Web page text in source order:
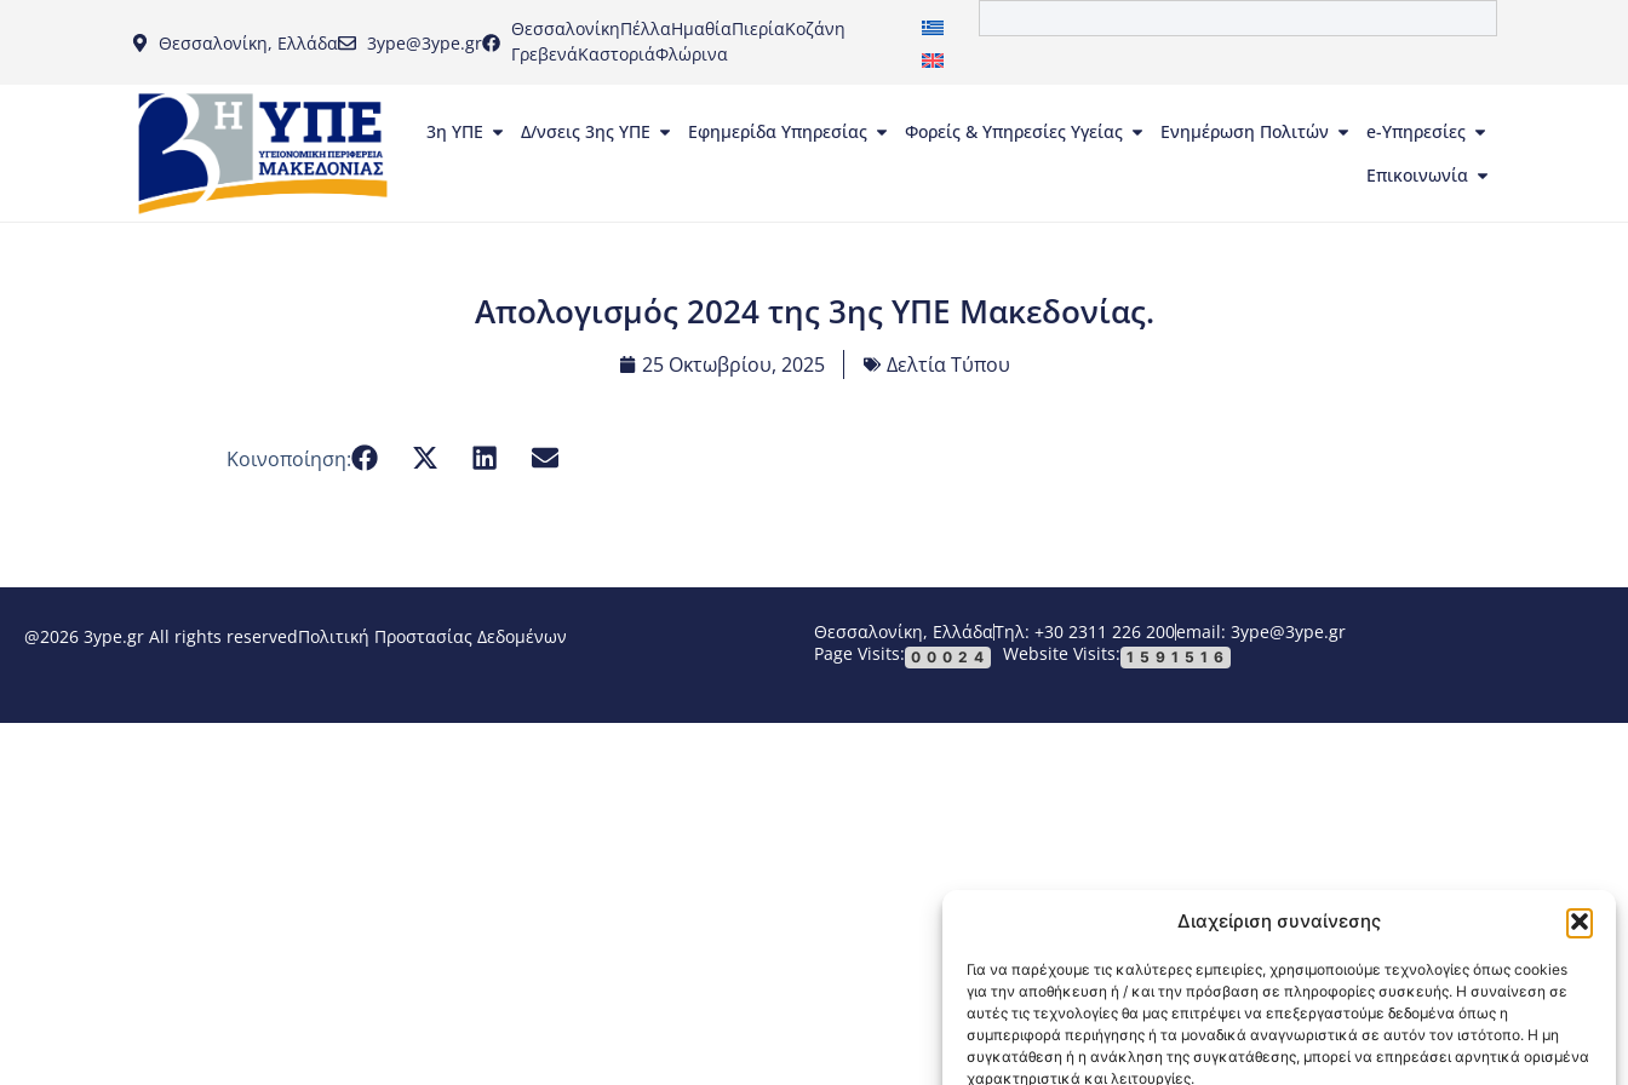
Διαχείριση συναίνεσης
Για να παρέχουμε τις καλύτερες εμπειρίες, χρησιμοποιούμε τεχνολογίες όπως cookies
για την αποθήκευση ή / και την πρόσβαση σε πληροφορίες συσκευής. Η συναίνεση σε
αυτές τις τεχνολογίες θα μας επιτρέψει να επεξεργαστούμε δεδομένα όπως η
συμπεριφορά περιήγησης ή τα μοναδικά αναγνωριστικά σε αυτόν τον ιστότοπο. Η μη
συγκατάθεση ή η ανάκληση της συγκατάθεσης, μπορεί να επηρεάσει αρνητικά ορισμένα
χαρακτηριστικά και λειτουργίες.
Θεσσαλονίκη, Ελλάδα 3ype@3ype.gr
ΘεσσαλονίκηΠέλλαΗμαθίαΠιερίαΚοζάνη
ΓρεβενάΚαστοριάΦλώρινα
3η ΥΠΕ Δ/νσεις 3ης ΥΠΕ Εφημερίδα Υπηρεσίας Φορείς & Υπηρεσίες Υγείας Ενημέρωση Πολιτών
e-Υπηρεσίες
Επικοινωνία
Απολογισμός 2024 της 3ης ΥΠΕ Μακεδονίας.
25 Οκτωβρίου, 2025 Δελτία Τύπου
Κοινοποίηση:
@2026 3ype.gr All rights reservedΠολιτική Προστασίας Δεδομένων Θεσσαλονίκη, ΕλλάδαΤηλ: +30 2311 226 200email: 3ype@3ype.gr
Page Visits: 00024 Website Visits: 1591516